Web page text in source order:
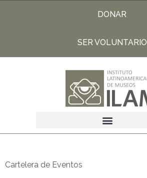
DONAR
SER VOLUNTARIO
Cartelera de Eventos